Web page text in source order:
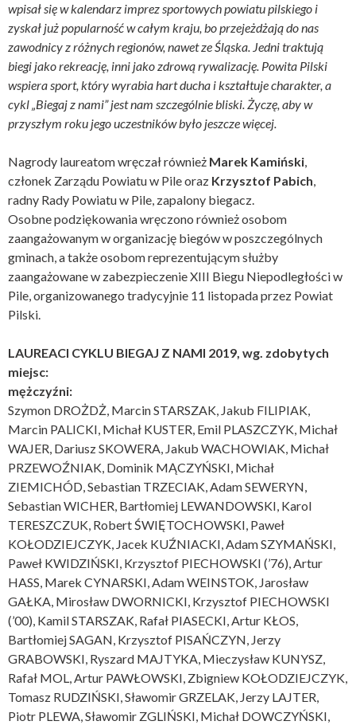
wpisał się w kalendarz imprez sportowych powiatu pilskiego i
zyskał już popularność w całym kraju, bo przejeżdżają do nas
zawodnicy z różnych regionów, nawet ze Śląska. Jedni traktują
biegi jako rekreację, inni jako zdrową rywalizację. Powita Pilski
wspiera sport, który wyrabia hart ducha i kształtuje charakter, a
cykl „Biegaj z nami” jest nam szczególnie bliski. Życzę, aby w
przyszłym roku jego uczestników było jeszcze więcej.
Nagrody laureatom wręczał również Marek Kamiński,
członek Zarządu Powiatu w Pile oraz Krzysztof Pabich,
radny Rady Powiatu w Pile, zapalony biegacz.
Osobne podziękowania wręczono również osobom
zaangażowanym w organizację biegów w poszczególnych
gminach, a także osobom reprezentującym służby
zaangażowane w zabezpieczenie XIII Biegu Niepodległości w
Pile, organizowanego tradycyjnie 11 listopada przez Powiat
Pilski.
LAUREACI CYKLU BIEGAJ Z NAMI 2019, wg. zdobytych
miejsc:
mężczyźni:
Szymon DROŻDŻ, Marcin STARSZAK, Jakub FILIPIAK,
Marcin PALICKI, Michał KUSTER, Emil PLASZCZYK, Michał
WAJER, Dariusz SKOWERA, Jakub WACHOWIAK, Michał
PRZEWOŹNIAK, Dominik MĄCZYŃSKI, Michał
ZIEMICHÓD, Sebastian TRZECIAK, Adam SEWERYN,
Sebastian WICHER, Bartłomiej LEWANDOWSKI, Karol
TERESZCZUK, Robert ŚWIĘTOCHOWSKI, Paweł
KOŁODZIEJCZYK, Jacek KUŹNIACKI, Adam SZYMAŃSKI,
Paweł KWIDZIŃSKI, Krzysztof PIECHOWSKI (’76), Artur
HASS, Marek CYNARSKI, Adam WEINSTOK, Jarosław
GAŁKA, Mirosław DWORNICKI, Krzysztof PIECHOWSKI
(’00), Kamil STARSZAK, Rafał PIASECKI, Artur KŁOS,
Bartłomiej SAGAN, Krzysztof PISAŃCZYN, Jerzy
GRABOWSKI, Ryszard MAJTYKA, Mieczysław KUNYSZ,
Rafał MOL, Artur PAWŁOWSKI, Zbigniew KOŁODZIEJCZYK,
Tomasz RUDZIŃSKI, Sławomir GRZELAK, Jerzy LAJTER,
Piotr PLEWA, Sławomir ZGLIŃSKI, Michał DOWCZYŃSKI,